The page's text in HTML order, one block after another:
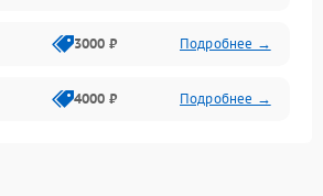
3000 ₽ Подробнее →
4000 ₽ Подробнее →